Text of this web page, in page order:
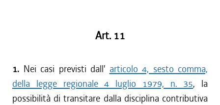
Art. 11
1. Nei casi previsti dall' articolo 4, sesto comma,
della legge regionale 4 luglio 1979, n. 35, la
possibilità di transitare dalla disciplina contributiva